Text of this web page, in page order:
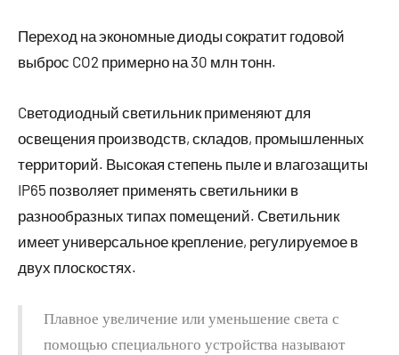
Переход на экономные диоды сократит годовой
выброс CO2 примерно на 30 млн тонн.
Cветодиодный светильник применяют для
освещения производств, складов, промышленных
территорий. Высокая степень пыле и влагозащиты
IP65 позволяет применять светильники в
разнообразных типах помещений. Светильник
имеет универсальное крепление, регулируемое в
двух плоскостях.
Плавное увеличение или уменьшение света с
помощью специального устройства называют